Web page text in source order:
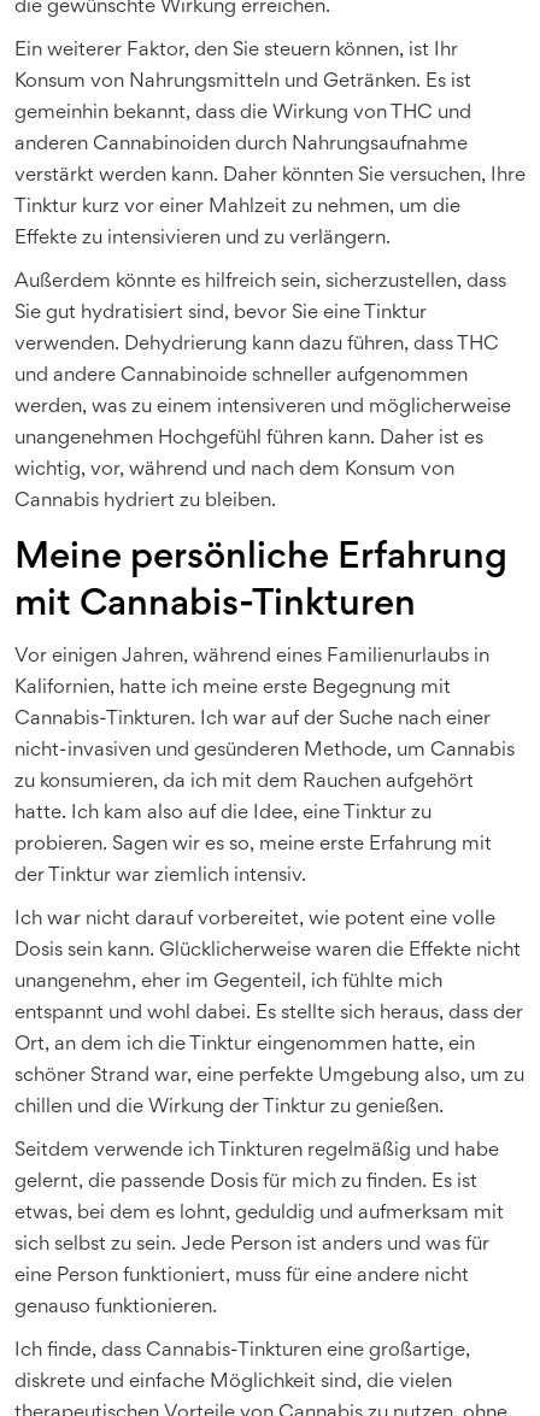
die gewünschte Wirkung erreichen.
Ein weiterer Faktor, den Sie steuern können, ist Ihr
Konsum von Nahrungsmitteln und Getränken. Es ist
gemeinhin bekannt, dass die Wirkung von THC und
anderen Cannabinoiden durch Nahrungsaufnahme
verstärkt werden kann. Daher könnten Sie versuchen, Ihre
Tinktur kurz vor einer Mahlzeit zu nehmen, um die
Effekte zu intensivieren und zu verlängern.
Außerdem könnte es hilfreich sein, sicherzustellen, dass
Sie gut hydratisiert sind, bevor Sie eine Tinktur
verwenden. Dehydrierung kann dazu führen, dass THC
und andere Cannabinoide schneller aufgenommen
werden, was zu einem intensiveren und möglicherweise
unangenehmen Hochgefühl führen kann. Daher ist es
wichtig, vor, während und nach dem Konsum von
Cannabis hydriert zu bleiben.
Meine persönliche Erfahrung
mit Cannabis-Tinkturen
Vor einigen Jahren, während eines Familienurlaubs in
Kalifornien, hatte ich meine erste Begegnung mit
Cannabis-Tinkturen. Ich war auf der Suche nach einer
nicht-invasiven und gesünderen Methode, um Cannabis
zu konsumieren, da ich mit dem Rauchen aufgehört
hatte. Ich kam also auf die Idee, eine Tinktur zu
probieren. Sagen wir es so, meine erste Erfahrung mit
der Tinktur war ziemlich intensiv.
Ich war nicht darauf vorbereitet, wie potent eine volle
Dosis sein kann. Glücklicherweise waren die Effekte nicht
unangenehm, eher im Gegenteil, ich fühlte mich
entspannt und wohl dabei. Es stellte sich heraus, dass der
Ort, an dem ich die Tinktur eingenommen hatte, ein
schöner Strand war, eine perfekte Umgebung also, um zu
chillen und die Wirkung der Tinktur zu genießen.
Seitdem verwende ich Tinkturen regelmäßig und habe
gelernt, die passende Dosis für mich zu finden. Es ist
etwas, bei dem es lohnt, geduldig und aufmerksam mit
sich selbst zu sein. Jede Person ist anders und was für
eine Person funktioniert, muss für eine andere nicht
genauso funktionieren.
Ich finde, dass Cannabis-Tinkturen eine großartige,
diskrete und einfache Möglichkeit sind, die vielen